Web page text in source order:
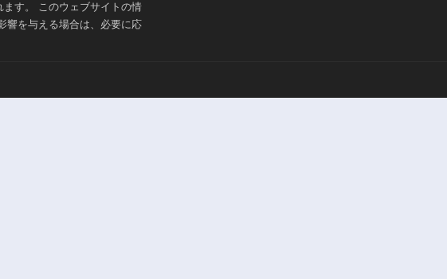
す。 このウェブサイトの情
響を与える場合は、必要に応